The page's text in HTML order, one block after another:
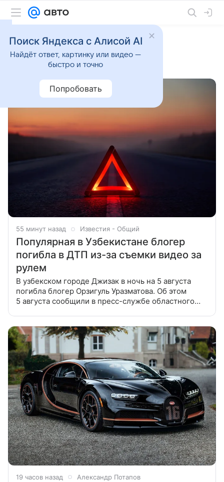
55 минут назад Известия - Общий
Популярная в Узбекистане блогер
погибла в ДТП из-за съемки видео за
рулем
В узбекском городе Джизак в ночь на 5 августа
погибла блогер Орзигуль Уразматова. Об этом
5 августа сообщили в пресс-службе областного
19 часов назад Александр Потапов
Поиск Яндекса с Алисой AI
Найдёт ответ, картинку или видео —
быстро и точно
Попробовать